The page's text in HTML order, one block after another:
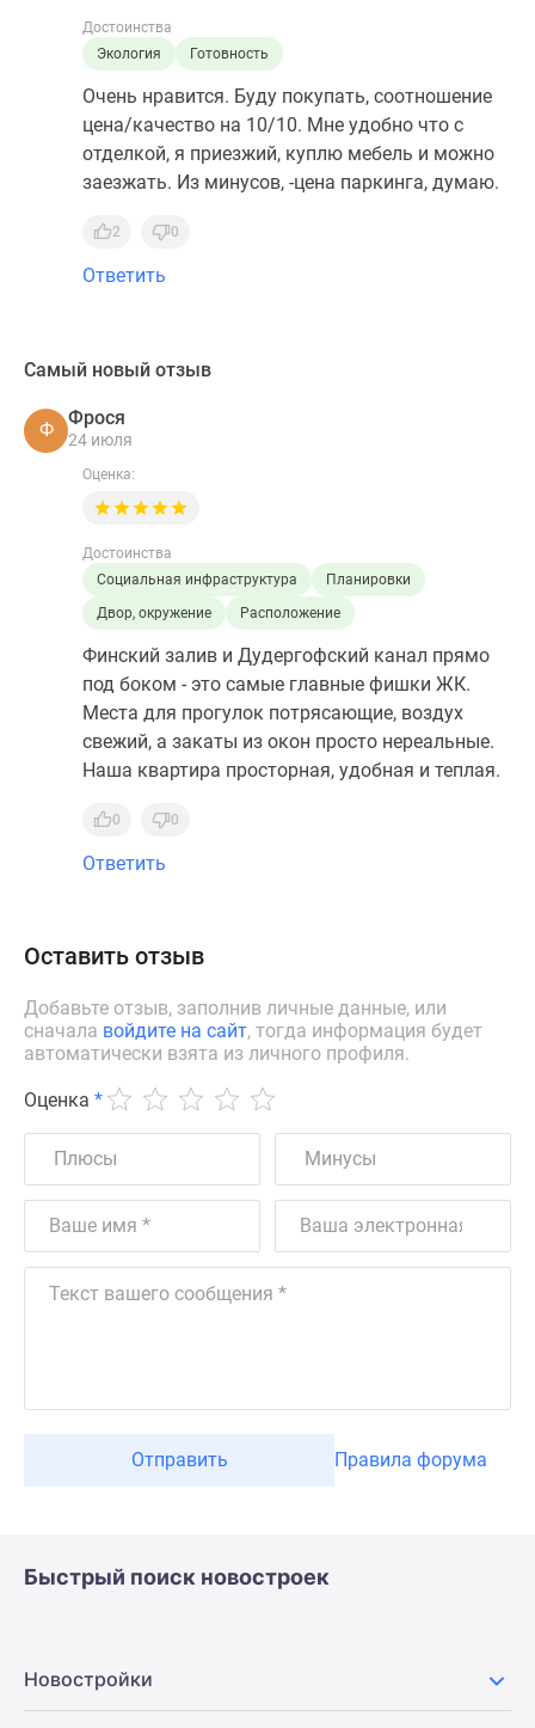
Достоинства
Экология
Готовность
Очень нравится. Буду покупать, соотношение
цена/качество на 10/10. Мне удобно что с
отделкой, я приезжий, куплю мебель и можно
заезжать. Из минусов, -цена паркинга, думаю.
2 0
Ответить
Самый новый отзыв
Ф
Фрося
24 июля
Оценка:
Достоинства
Социальная инфраструктура
Планировки
Двор, окружение
Расположение
Финский залив и Дудергофский канал прямо
под боком - это самые главные фишки ЖК.
Места для прогулок потрясающие, воздух
свежий, а закаты из окон просто нереальные.
Наша квартира просторная, удобная и теплая.
0 0
Ответить
Оставить отзыв
Добавьте отзыв, заполнив личные данные, или
сначала войдите на сайт, тогда информация будет
автоматически взята из личного профиля.
Оценка *
Отправить Правила форума
Быстрый поиск новостроек
Новостройки